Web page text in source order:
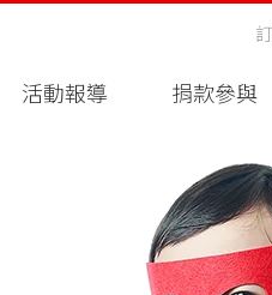
活動報導 捐款參與